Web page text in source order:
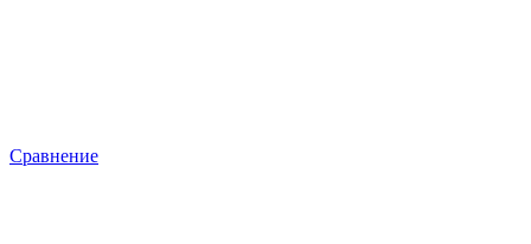
Сравнение